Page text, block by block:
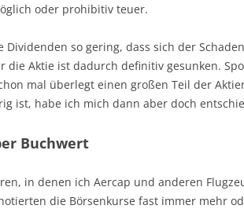
oder prohibitiv teuer.
Dividenden so gering, dass sich der
die Aktie ist dadurch definitiv gesunken.
mal überlegt einen großen Teil der
ist, habe ich mich dann aber doch
Buchwert
in denen ich Aercap und anderen
die Börsenkurse fast immer mehr